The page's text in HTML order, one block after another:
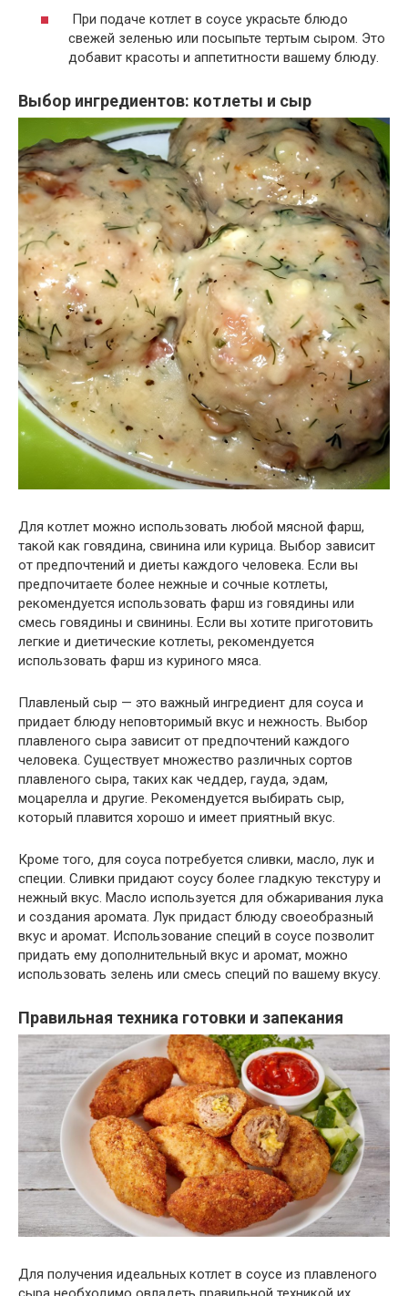
При подаче котлет в соусе украсьте блюдо
свежей зеленью или посыпьте тертым сыром. Это
добавит красоты и аппетитности вашему блюду.
Выбор ингредиентов: котлеты и сыр
Для котлет можно использовать любой мясной фарш,
такой как говядина, свинина или курица. Выбор зависит
от предпочтений и диеты каждого человека. Если вы
предпочитаете более нежные и сочные котлеты,
рекомендуется использовать фарш из говядины или
смесь говядины и свинины. Если вы хотите приготовить
легкие и диетические котлеты, рекомендуется
использовать фарш из куриного мяса.
Плавленый сыр — это важный ингредиент для соуса и
придает блюду неповторимый вкус и нежность. Выбор
плавленого сыра зависит от предпочтений каждого
человека. Существует множество различных сортов
плавленого сыра, таких как чеддер, гауда, эдам,
моцарелла и другие. Рекомендуется выбирать сыр,
который плавится хорошо и имеет приятный вкус.
Кроме того, для соуса потребуется сливки, масло, лук и
специи. Сливки придают соусу более гладкую текстуру и
нежный вкус. Масло используется для обжаривания лука
и создания аромата. Лук придаст блюду своеобразный
вкус и аромат. Использование специй в соусе позволит
придать ему дополнительный вкус и аромат, можно
использовать зелень или смесь специй по вашему вкусу.
Правильная техника готовки и запекания
Для получения идеальных котлет в соусе из плавленого